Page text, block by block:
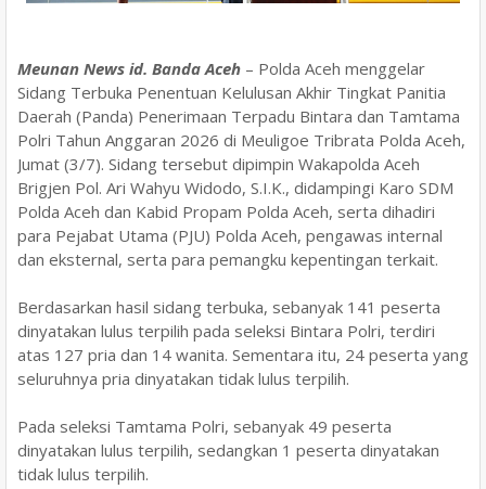
Meunan News id. Banda Aceh – Polda Aceh menggelar
Sidang Terbuka Penentuan Kelulusan Akhir Tingkat Panitia
Daerah (Panda) Penerimaan Terpadu Bintara dan Tamtama
Polri Tahun Anggaran 2026 di Meuligoe Tribrata Polda Aceh,
Jumat (3/7). Sidang tersebut dipimpin Wakapolda Aceh
Brigjen Pol. Ari Wahyu Widodo, S.I.K., didampingi Karo SDM
Polda Aceh dan Kabid Propam Polda Aceh, serta dihadiri
para Pejabat Utama (PJU) Polda Aceh, pengawas internal
dan eksternal, serta para pemangku kepentingan terkait.
Berdasarkan hasil sidang terbuka, sebanyak 141 peserta
dinyatakan lulus terpilih pada seleksi Bintara Polri, terdiri
atas 127 pria dan 14 wanita. Sementara itu, 24 peserta yang
seluruhnya pria dinyatakan tidak lulus terpilih.
Pada seleksi Tamtama Polri, sebanyak 49 peserta
dinyatakan lulus terpilih, sedangkan 1 peserta dinyatakan
tidak lulus terpilih.